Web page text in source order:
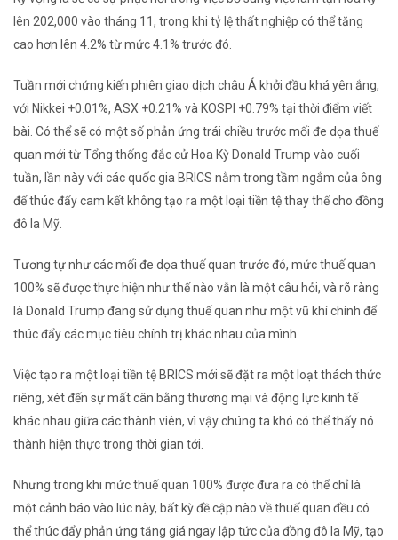
lên 202,000 vào tháng 11, trong khi tỷ lệ thất nghiệp có thể tăng
cao hơn lên 4.2% từ mức 4.1% trước đó.
Tuần mới chứng kiến ​​phiên giao dịch châu Á khởi đầu khá yên ắng,
với Nikkei +0.01%, ASX +0.21% và KOSPI +0.79% tại thời điểm viết
bài. Có thể sẽ có một số phản ứng trái chiều trước mối đe dọa thuế
quan mới từ Tổng thống đắc cử Hoa Kỳ Donald Trump vào cuối
tuần, lần này với các quốc gia BRICS nằm trong tầm ngắm của ông
để thúc đẩy cam kết không tạo ra một loại tiền tệ thay thế cho đồng
đô la Mỹ.
Tương tự như các mối đe dọa thuế quan trước đó, mức thuế quan
100% sẽ được thực hiện như thế nào vẫn là một câu hỏi, và rõ ràng
là Donald Trump đang sử dụng thuế quan như một vũ khí chính để
thúc đẩy các mục tiêu chính trị khác nhau của mình.
Việc tạo ra một loại tiền tệ BRICS mới sẽ đặt ra một loạt thách thức
riêng, xét đến sự mất cân bằng thương mại và động lực kinh tế
khác nhau giữa các thành viên, vì vậy chúng ta khó có thể thấy nó
thành hiện thực trong thời gian tới.
Nhưng trong khi mức thuế quan 100% được đưa ra có thể chỉ là
một cảnh báo vào lúc này, bất kỳ đề cập nào về thuế quan đều có
thể thúc đẩy phản ứng tăng giá ngay lập tức của đồng đô la Mỹ, tạo